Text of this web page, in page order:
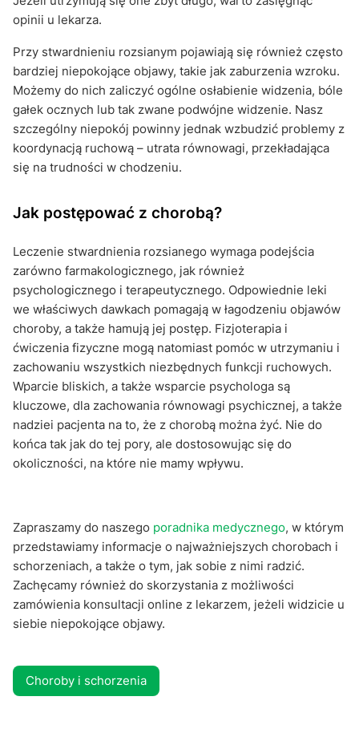
opinii u lekarza.
Przy stwardnieniu rozsianym pojawiają się również często
bardziej niepokojące objawy, takie jak zaburzenia wzroku.
Możemy do nich zaliczyć ogólne osłabienie widzenia, bóle
gałek ocznych lub tak zwane podwójne widzenie. Nasz
szczególny niepokój powinny jednak wzbudzić problemy z
koordynacją ruchową – utrata równowagi, przekładająca
się na trudności w chodzeniu.
Jak postępować z chorobą?
Leczenie stwardnienia rozsianego wymaga podejścia
zarówno farmakologicznego, jak również
psychologicznego i terapeutycznego. Odpowiednie leki
we właściwych dawkach pomagają w łagodzeniu objawów
choroby, a także hamują jej postęp. Fizjoterapia i
ćwiczenia fizyczne mogą natomiast pomóc w utrzymaniu i
zachowaniu wszystkich niezbędnych funkcji ruchowych.
Wparcie bliskich, a także wsparcie psychologa są
kluczowe, dla zachowania równowagi psychicznej, a także
nadziei pacjenta na to, że z chorobą można żyć. Nie do
końca tak jak do tej pory, ale dostosowując się do
okoliczności, na które nie mamy wpływu.
Zapraszamy do naszego poradnika medycznego, w którym
przedstawiamy informacje o najważniejszych chorobach i
schorzeniach, a także o tym, jak sobie z nimi radzić.
Zachęcamy również do skorzystania z możliwości
zamówienia konsultacji online z lekarzem, jeżeli widzicie u
siebie niepokojące objawy.
Choroby i schorzenia